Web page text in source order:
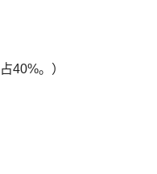
40%。）